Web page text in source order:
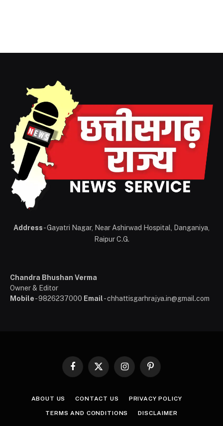
Address- Gayatri Nagar, Near Ashirwad Hospital, Danganiya,
Raipur C.G.
Chandra Bhushan Verma
Owner & Editor
Mobile- 9826237000 Email- chhattisgarhrajya.in@gmail.com
Facebook
X
InstagramPinterest
ABOUT US CONTACT US PRIVACY POLICY
TERMS AND CONDITIONS DISCLAIMER